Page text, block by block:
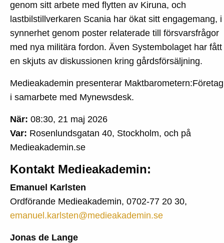
genom sitt arbete med flytten av Kiruna, och
lastbilstillverkaren Scania har ökat sitt engagemang, i
synnerhet genom poster relaterade till försvarsfrågor
med nya militära fordon. Även Systembolaget har fått
en skjuts av diskussionen kring gårdsförsäljning.
Medieakademin presenterar Maktbarometern:Företag
i samarbete med Mynewsdesk.
När: 08:30, 21 maj 2026
Var: Rosenlundsgatan 40, Stockholm, och på
Medieakademin.se
Kontakt Medieakademin:
Emanuel Karlsten
Ordförande Medieakademin, 0702-77 20 30,
emanuel.karlsten@medieakademin.se
Jonas de Lange